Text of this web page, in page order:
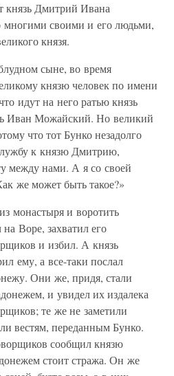
князь Дмитрий Ивана
своими и его людьми,
князя.
сыне, во время
князю человек по имени
идут на него ратью князь
Иван Можайский. Но великий
что тот Бунко незадолго
к князю Дмитрию,
между нами. А я со своей
же может быть такое?»
монастыря и воротить
Воре, захватил его
и избил. А князь
ему, а все-таки послал
Они же, придя, стали
и увидел их издалека
те же не заметили
вестям, переданным Бунко.
сообщил князю
стоит стража. Он же